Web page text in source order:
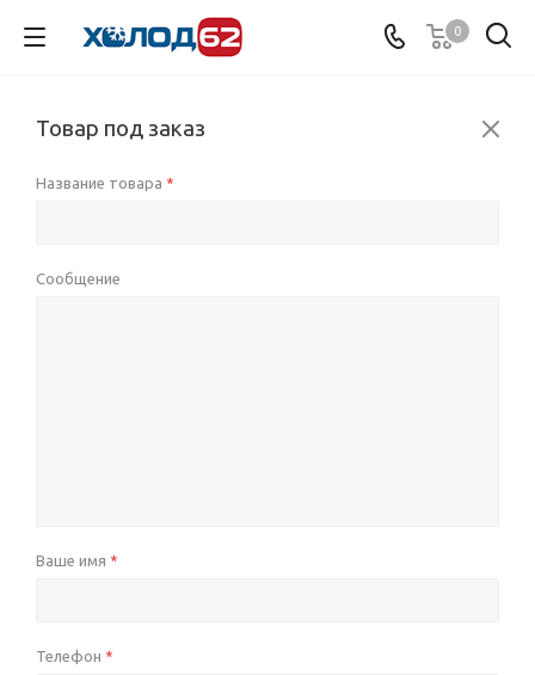
0
Товар под заказ
Название товара *
Сообщение
Ваше имя *
Телефон *